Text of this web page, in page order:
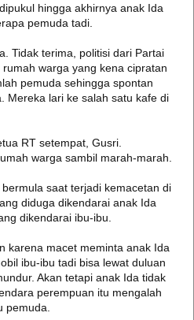
hingga akhirnya anak Ida
pemuda tadi.
Tidak terima, politisi dari Partai
warga yang kena cipratan
pemuda sehingga spontan
Mereka lari ke salah satu kafe di
RT setempat, Gusri.
warga sambil marah-marah.
saat terjadi kemacetan di
diduga dikendarai anak Ida
dikendarai ibu-ibu.
karena macet meminta anak Ida
ibu-ibu tadi bisa lewat duluan
Akan tetapi anak Ida tidak
perempuan itu mengalah
pemuda.